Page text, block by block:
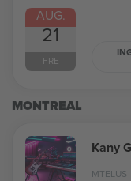
AUG.
21
FRE
MONTREAL
Kany
MTELUS